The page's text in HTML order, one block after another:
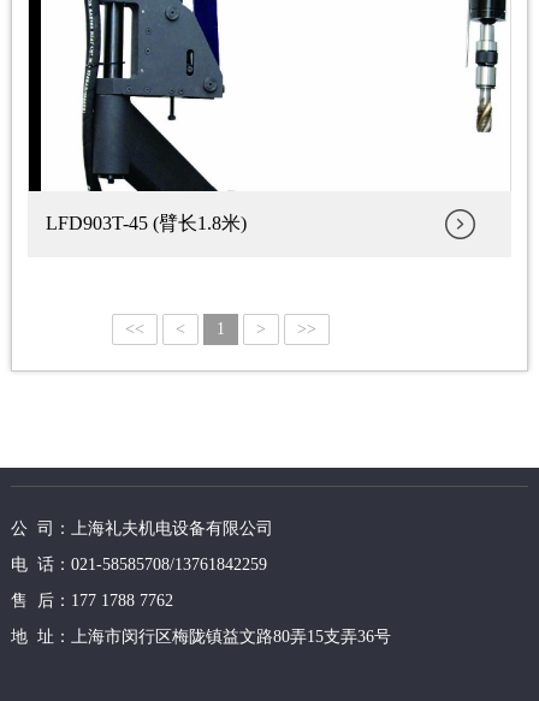
LFD903T-45 (臂长1.8米)
<< < 1 > >>
公 司：上海礼夫机电设备有限公司
电 话：021-58585708/13761842259
售 后：177 1788 7762
地 址：上海市闵行区梅陇镇益文路80弄15支弄36号